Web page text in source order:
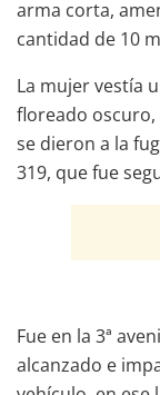
arma corta,
cantidad de 10
La mujer vestía
floreado oscuro,
se dieron a la
319, que fue
Fue en la 3ª
alcanzado e